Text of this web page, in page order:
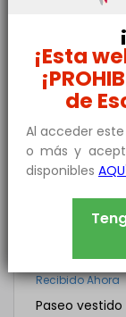
Ivan30 ha
YOUSSEF
Recibido Ahora
Jóven de 34
NICO
Recibido Ahora
Hola.
estamos
RUBÉN
Recibido Ahora
Paseo
¡Esta
de
Al acceder
o más y
disponibles